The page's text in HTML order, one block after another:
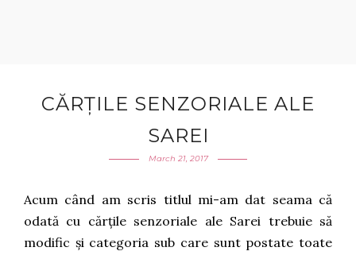
CĂRȚILE SENZORIALE ALE
SAREI
March 21, 2017
Acum când am scris titlul mi-am dat seama că
odată cu cărțile senzoriale ale Sarei trebuie să
modific și categoria sub care sunt postate toate